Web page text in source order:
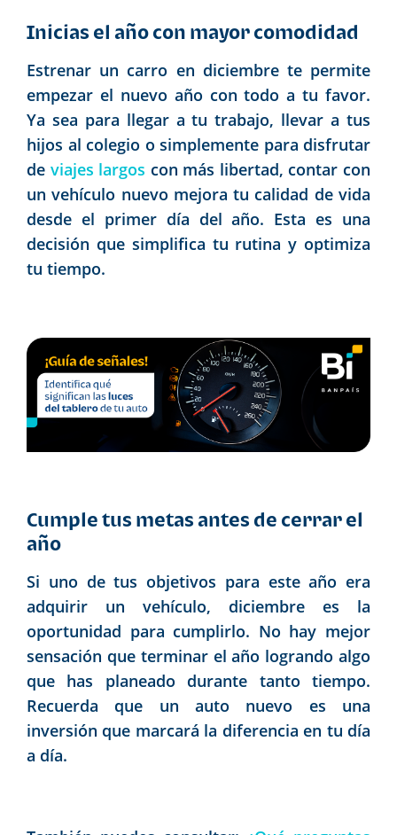
Inicias el año con mayor comodidad
Estrenar un carro en diciembre te permite
empezar el nuevo año con todo a tu favor.
Ya sea para llegar a tu trabajo, llevar a tus
hijos al colegio o simplemente para disfrutar
de viajes largos con más libertad, contar con
un vehículo nuevo mejora tu calidad de vida
desde el primer día del año. Esta es una
decisión que simplifica tu rutina y optimiza
tu tiempo.
Cumple tus metas antes de cerrar el
año
Si uno de tus objetivos para este año era
adquirir un vehículo, diciembre es la
oportunidad para cumplirlo. No hay mejor
sensación que terminar el año logrando algo
que has planeado durante tanto tiempo.
Recuerda que un auto nuevo es una
inversión que marcará la diferencia en tu día
a día.